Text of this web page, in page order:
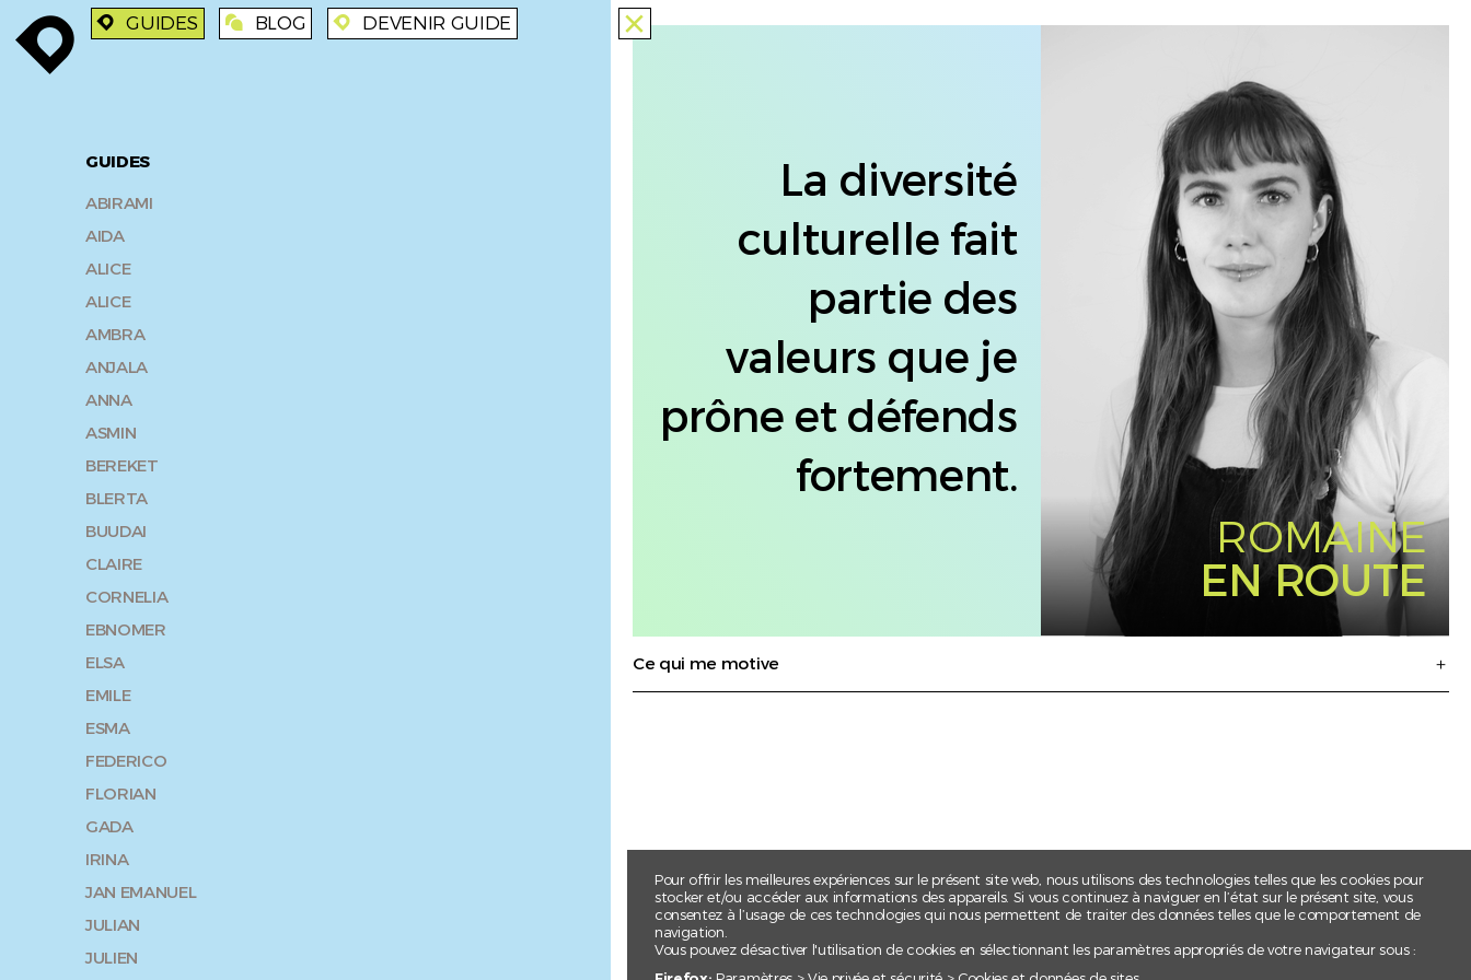
enroute enroute GUIDES blog BLOG enroute DEVENIR GUIDE
GUIDES
ABIRAMI
AIDA
ALICE
ALICE
AMBRA
ANJALA
ANNA
ASMIN
BEREKET
BLERTA
BUUDAI
CLAIRE
CORNELIA
EBNOMER
ELSA
EMILE
ESMA
FEDERICO
FLORIAN
GADA
IRINA
JAN EMANUEL
JULIAN
JULIEN
close
La diversité
culturelle fait
partie des
valeurs que je
prône et défends
fortement.
ROMAINE
EN ROUTE
Ce qui me motive
Pour offrir les meilleures expériences sur le présent site web, nous utilisons des technologies telles que les cookies pour
stocker et/ou accéder aux informations des appareils. Si vous continuez à naviguer en l’état sur le présent site, vous
consentez à l’usage de ces technologies qui nous permettent de traiter des données telles que le comportement de
navigation.
Vous pouvez désactiver l'utilisation de cookies en sélectionnant les paramètres appropriés de votre navigateur sous :